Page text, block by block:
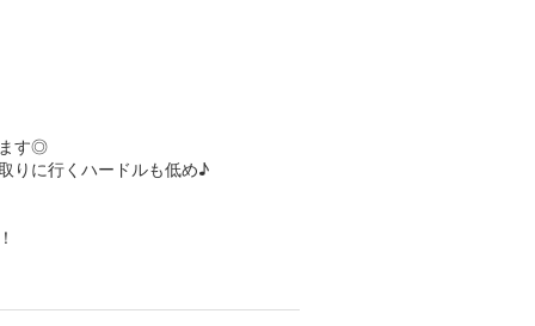
ます◎
りに行くハードルも低め♪